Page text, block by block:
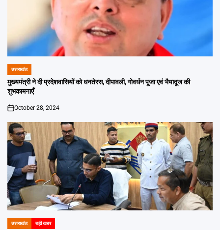
POSTED
IN
उत्तराखंड
मुख्यमंत्री ने दी प्रदेशवासियों को धनतेरस, दीपावली, गोवर्धन पूजा एवं भैयादूज की
शुभकामनाएँ
on
October 28, 2024
POSTED
उत्तराखंड बड़ी खबर